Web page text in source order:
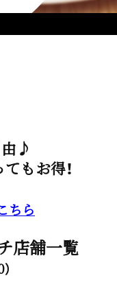
由♪
もお得！
ちら
店舗一覧